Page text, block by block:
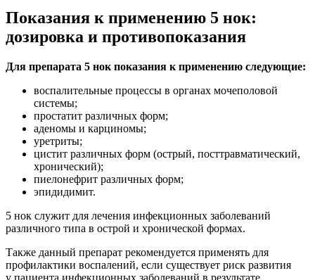
Показания к применению 5 нок:
дозировка и противопоказания
Для препарата 5 нок показания к применению следующие:
воспалительные процессы в органах мочеполовой
системы;
простатит различных форм;
аденомы и карциномы;
уретриты;
цистит различных форм (острый, посттравматический,
хронический);
пиелонефрит различных форм;
эпидидимит.
5 нок служит для лечения инфекционных заболеваний
различного типа в острой и хронической формах.
Также данный препарат рекомендуется применять для
профилактики воспалений, если существует риск развития
у пациента инфекционных заболеваний в результате